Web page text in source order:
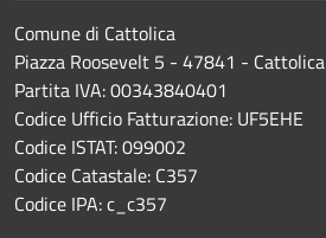
Comune di Cattolica
Piazza Roosevelt 5 - 47841 - Cattolica
Partita IVA: 00343840401
Codice Ufficio Fatturazione: UF5EHE
Codice ISTAT: 099002
Codice Catastale: C357
Codice IPA: c_c357